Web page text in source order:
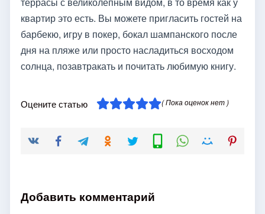
квартир это есть. Вы можете пригласить гостей на
барбекю, игру в покер, бокал шампанского после
дня на пляже или просто насладиться восходом
солнца, позавтракать и почитать любимую книгу.
Оцените статью ( Пока оценок нет )
Добавить комментарий